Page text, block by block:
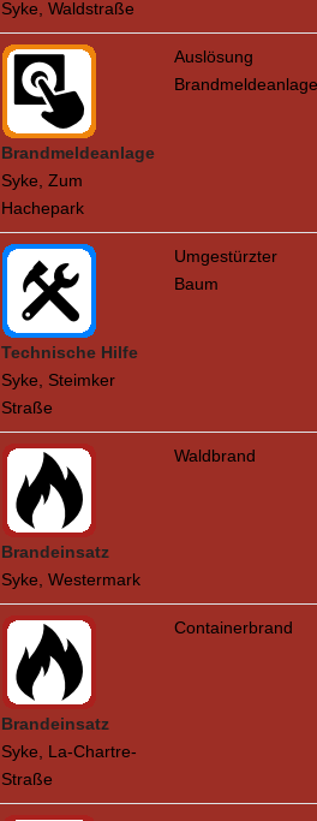
Syke, Waldstraße
Brandmeldeanlage
Syke, Zum
Hachepark
Auslösung
Brandmeldeanlage
Technische Hilfe
Syke, Steimker
Straße
Umgestürzter
Baum
Brandeinsatz
Syke, Westermark
Waldbrand
Brandeinsatz
Syke, La-Chartre-
Straße
Containerbrand